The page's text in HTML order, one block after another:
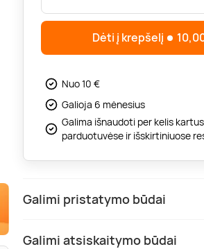
Dėti į krepšelį
Nuo 10 €
Galioja 6 mėnesius
Galima išnaudoti per kelis
parduotuvėse ir išskirtiniuose
Galimi pristatymo būdai
Galimi atsiskaitymo būdai